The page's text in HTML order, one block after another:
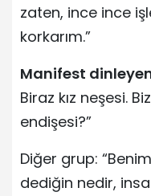
zaten, ince ince
korkarım.”
Manifest
Biraz kız neşesi.
endişesi?”
Diğer grup:
dediğin nedir,